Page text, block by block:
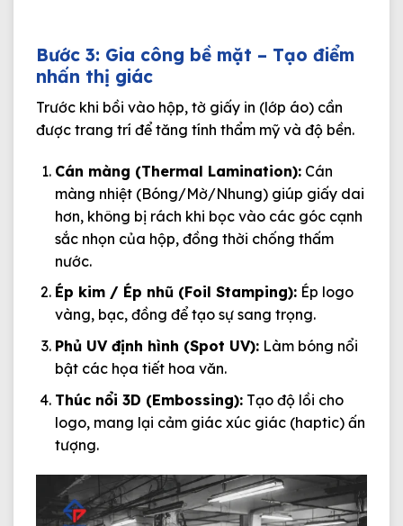
Bước 3: Gia công bề mặt – Tạo điểm
nhấn thị giác
Trước khi bồi vào hộp, tờ giấy in (lớp áo) cần
được trang trí để tăng tính thẩm mỹ và độ bền.
Cán màng (Thermal Lamination):Cán
màng nhiệt (Bóng/Mờ/Nhung) giúp giấy dai
hơn, không bị rách khi bọc vào các góc cạnh
sắc nhọn của hộp, đồng thời chống thấm
nước.
Ép kim / Ép nhũ (Foil Stamping):Ép logo
vàng, bạc, đồng để tạo sự sang trọng.
Phủ UV định hình (Spot UV):Làm bóng nổi
bật các họa tiết hoa văn.
Thúc nổi 3D (Embossing):Tạo độ lồi cho
logo, mang lại cảm giác xúc giác (haptic) ấn
tượng.